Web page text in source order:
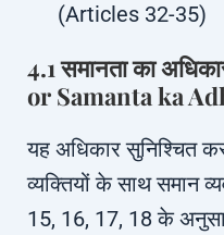
(Articles 32-35)
4.1 समानता का
or Samanta ka
यह अधिकार सुनिश्चित
व्यक्तियों के साथ समान
15, 16, 17, 18 के